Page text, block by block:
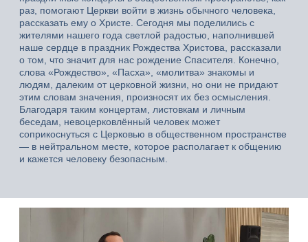
раз, помогают Церкви войти в жизнь обычного человека,
рассказать ему о Христе. Сегодня мы поделились с
жителями нашего года светлой радостью, наполнившей
наше сердце в праздник Рождества Христова, рассказали
о том, что значит для нас рождение Спасителя. Конечно,
слова «Рождество», «Пасха», «молитва» знакомы и
людям, далеким от церковной жизни, но они не придают
этим словам значения, произносят их без осмысления.
Благодаря таким концертам, листовкам и личным
беседам, невоцерковлённый человек может
соприкоснуться с Церковью в общественном пространстве
— в нейтральном месте, которое располагает к общению
и кажется человеку безопасным.